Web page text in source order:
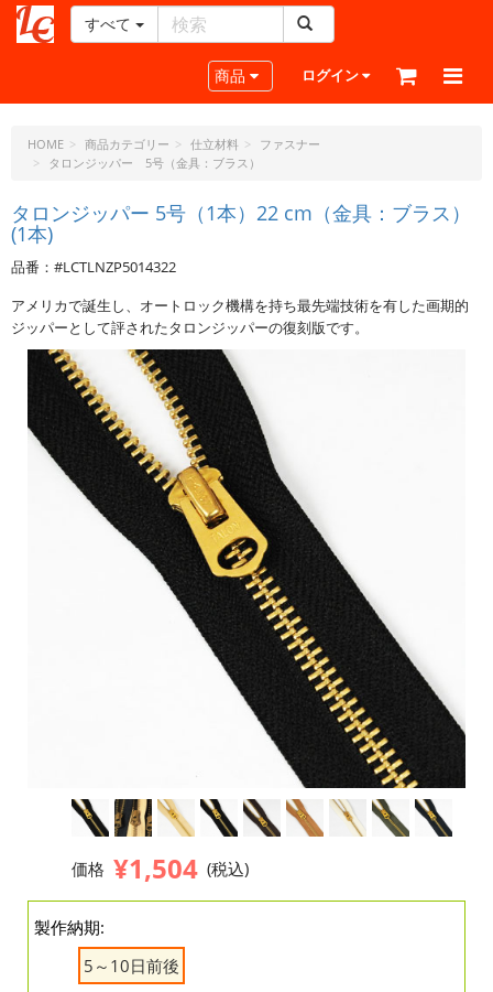
ー
ラ
フ
ド
ッ
ト・
ェ
ー
ピ
すべて
Toggle navigation
商品 ログイン
HOME 商品カテゴリー 仕立材料
ファスナー
タロンジッパー 5号（金具：ブラス）
タロンジッパー 5号（1本）22 cm（金具：ブラス）
(1本)
品番：#LCTLNZP5014322
アメリカで誕生し、オートロック機構を持ち最先端技術を有した画期的
ジッパーとして評されたタロンジッパーの復刻版です。
価格 ¥1,504 (税込)
製作納期:
5～10日前後